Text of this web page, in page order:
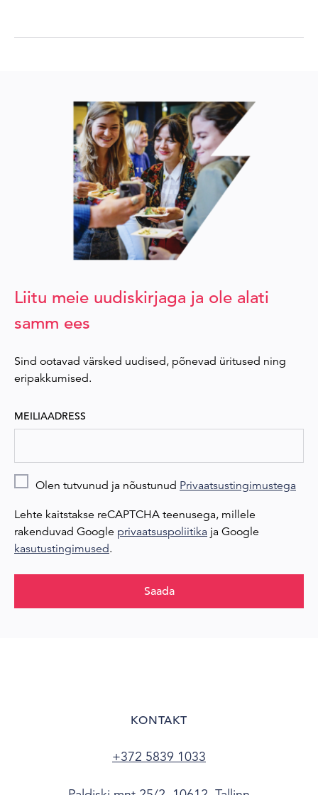
Liitu meie uudiskirjaga ja ole alati
samm ees
Sind ootavad värsked uudised, põnevad üritused ning
eripakkumised.
MEILIAADRESS
Olen tutvunud ja nõustunud Privaatsustingimustega
Lehte kaitstakse reCAPTCHA teenusega, millele
rakenduvad Google privaatsuspoliitika ja Google
kasutustingimused.
Saada
KONTAKT
+372 5839 1033